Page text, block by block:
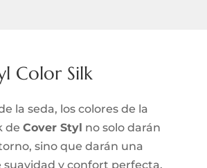
Color Silk
la seda, los colores de la
de Cover Styl no solo darán
sino que darán una
suavidad y confort perfecta.